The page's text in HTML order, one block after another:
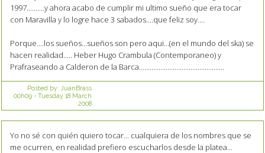
1997..........y ahora acabo de cumplir mi ultimo sueño que era tocar
con Maravilla y lo logre hace 3 sabados....que feliz soy....
Porque....los sueños...sueños son pero aqui...(en el mundo del ska) se
hacen realidad..... Heber Hugo Crambula (Contemporaneo) y
Prafraseando a Calderon de la Barca................................................
Posted by: JuanBrass
00h09- Tuesday 18 March
2008
Yo no sé con quién quiero tocar... cualquiera de los nombres que se
me ocurren, en realidad prefiero escucharlos desde la platea...